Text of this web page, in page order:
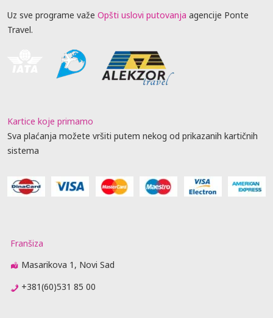
Uz sve programe važe Opšti uslovi putovanja agencije Ponte
Travel.
Kartice koje primamo
Sva plaćanja možete vršiti putem nekog od prikazanih kartičnih
sistema
Franšiza
Masarikova 1, Novi Sad
+381(60)531 85 00